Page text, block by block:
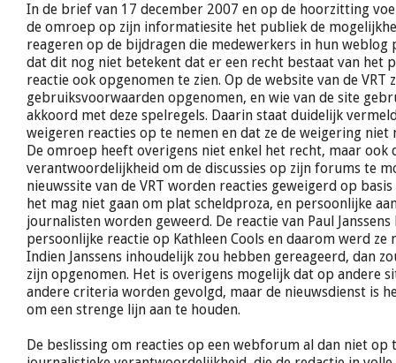
In de brief van 17 december 2007 en op de hoorzitting
de omroep op zijn informatiesite het publiek de
reageren op de bijdragen die medewerkers in hun weblog
dat dit nog niet betekent dat er een recht bestaat van het
reactie ook opgenomen te zien. Op de website van de VRT
gebruiksvoorwaarden opgenomen, en wie van de site
akkoord met deze spelregels. Daarin staat duidelijk
weigeren reacties op te nemen en dat ze de weigering
De omroep heeft overigens niet enkel het recht, maar ook
verantwoordelijkheid om de discussies op zijn forums te
nieuwssite van de VRT worden reacties geweigerd op
het mag niet gaan om plat scheldproza, en persoonlijke
journalisten worden geweerd. De reactie van Paul
persoonlijke reactie op Kathleen Cools en daarom werd ze
Indien Janssens inhoudelijk zou hebben gereageerd, dan
zijn opgenomen. Het is overigens mogelijk dat op andere
andere criteria worden gevolgd, maar de nieuwsdienst is
om een strenge lijn aan te houden.
De beslissing om reacties op een webforum al dan niet op